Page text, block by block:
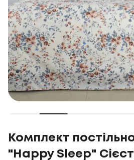
Комплект
"Happy Sleep"